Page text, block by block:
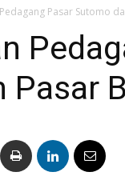
Pasar Sutomo